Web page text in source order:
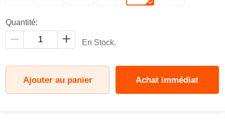
Quantité:
En Stock.
Ajouter au panier Achat immédiat